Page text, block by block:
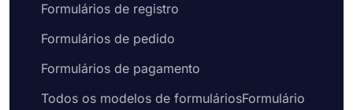
Formulários de registro
Formulários de pedido
Formulários de pagamento
Todos os modelos de formuláriosFormulário